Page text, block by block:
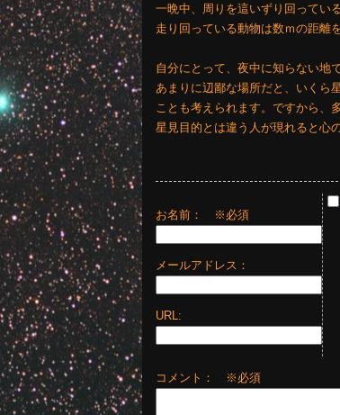
一晩中、周りを這いずり回ってい
走り回っている動物は数ｍの距離
自分にとって、夜中に知らない地
あまりに辺鄙な場所だと、いくら
ことも考えられます。ですから、
星見目的とは違う人が現れると心
お名前： ※必須
メールアドレス：
URL:
コメント： ※必須